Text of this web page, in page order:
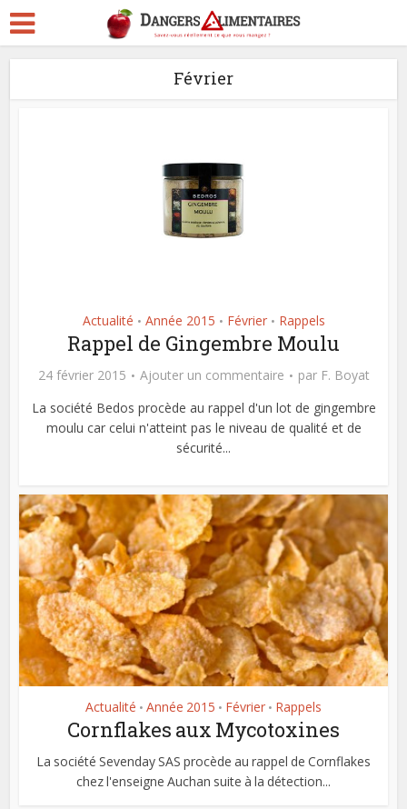
Février
Actualité • Année 2015 • Février • Rappels
Rappel de Gingembre Moulu
24 février 2015 Ajouter un commentaire par F. Boyat
La société Bedos procède au rappel d'un lot de gingembre
moulu car celui n'atteint pas le niveau de qualité et de
sécurité...
Actualité • Année 2015 • Février • Rappels
Cornflakes aux Mycotoxines
La société Sevenday SAS procède au rappel de Cornflakes
chez l'enseigne Auchan suite à la détection...